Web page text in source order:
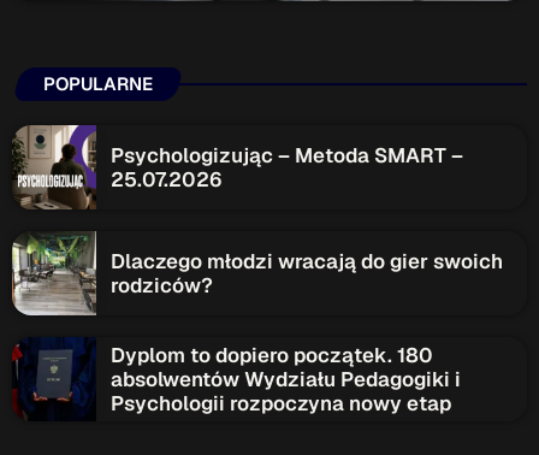
POPULARNE
Psychologizując – Metoda SMART –
25.07.2026
Dlaczego młodzi wracają do gier swoich
rodziców?
Dyplom to dopiero początek. 180
absolwentów Wydziału Pedagogiki i
Psychologii rozpoczyna nowy etap